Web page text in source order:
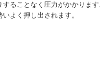
ることなく圧力がかかります
よく押し出されます。